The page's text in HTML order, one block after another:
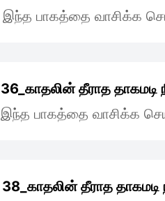
இந்த பாகத்தை வாசிக்க
36_காதலின் தீராத தாகமடி
இந்த பாகத்தை வாசிக்க
38_காதலின் தீராத தாகமடி